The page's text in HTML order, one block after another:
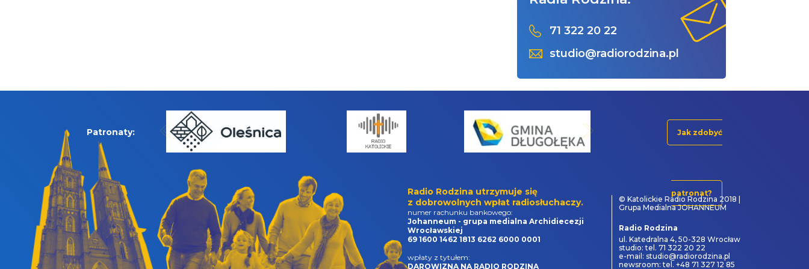
71 322 20 22
studio@radiorodzina.pl
Patronaty: Jak zdobyć
patronat?
Radio Rodzina utrzymuje się
z dobrowolnych wpłat radiosłuchaczy.
numer rachunku bankowego:
Johanneum - grupa medialna Archidiecezji
Wrocławskiej
69 1600 1462 1813 6262 6000 0001
wpłaty z tytułem:
DAROWIZNA NA RADIO RODZINA
© Katolickie Radio Rodzina 2018 |
Grupa Medialna JOHANNEUM
Radio Rodzina
ul. Katedralna 4, 50-328 Wrocław
studio: tel. 71 322 20 22
e-mail: studio@radiorodzina.pl
newsroom: tel. +48 71 327 12 85